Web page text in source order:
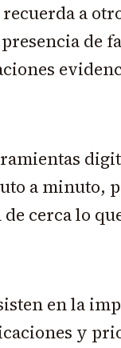
a
de
a minuto,
cerca lo
en la
y